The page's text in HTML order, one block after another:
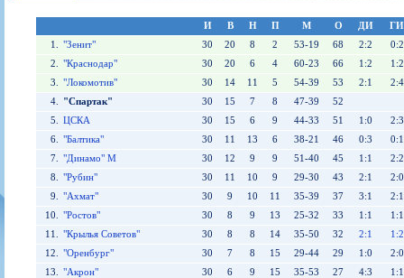
Фонд поддержки
Контакты
Солидарность Самара Арена
Закупки
Вакансии
Документы
Шахматка
Статистика состава
Баланс матчей
FONBET Кубок России
Матчи
Молодежная команда
Календарь
Крылья Советов-2
Кубок России
Лига Европы УЕФА
Кубок Интертото УЕФА
Молодежное первенство
Кубок Премьер-лиги
Кубок ФНЛ
Ветераны
Стадион "Металлург"
Прочее
И В Н П М О ДИ
ГИ
1.
"Зенит" 30 20 8 2 53-19 68 2:2
0:2
2.
"Краснодар" 30 20 6 4 60-23 66 1:2
1:2
3.
"Локомотив" 30 14 11 5 54-39 53 2:1
2:4
4.
"Спартак" 30 15 7 8 47-39
52
5.
ЦСКА 30 15 6 9 44-33 51 1:0
2:3
6.
"Балтика" 30 11 13 6 38-21 46 0:3
0:1
7.
"Динамо" М 30 12 9 9 51-40 45 1:1
2:2
8.
"Рубин" 30 11 10 9 29-30 43 2:1
2:0
9.
"Ахмат" 30 9 10 11 35-39 37 3:1
2:1
10.
"Ростов" 30 8 9 13 25-32 33 1:1
1:1
11.
"Крылья Советов" 30 8 8 14 35-50 32 2:1
1:2
12.
"Оренбург" 30 7 8 15 29-44 29 1:0
2:0
13.
"Акрон" 30 6 9 15 35-53 27 4:3
1:1